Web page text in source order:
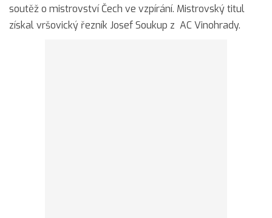
soutěž o mistrovství Čech ve vzpírání. Mistrovský titul
získal vršovický řezník Josef Soukup z AC Vinohrady.